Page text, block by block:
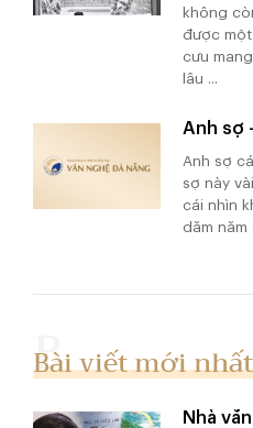
không
được
cưu
lâu ...
Anh sợ
Anh sợ
sợ này
cái nhìn
dăm năm
Bài viết mới nhất
Nhà